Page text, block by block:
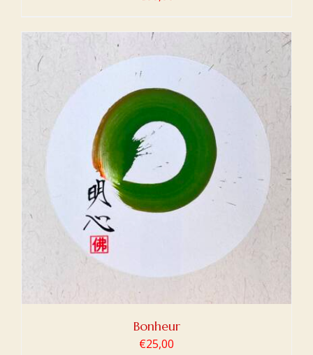
Bonheur
€25,00